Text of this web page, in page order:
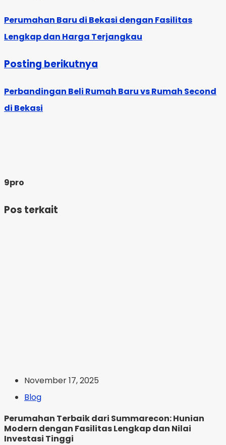
Perumahan Baru di Bekasi dengan Fasilitas
Lengkap dan Harga Terjangkau
Posting berikutnya
Perbandingan Beli Rumah Baru vs Rumah Second
di Bekasi
9pro
Pos terkait
November 17, 2025
Blog
Perumahan Terbaik dari Summarecon: Hunian
Modern dengan Fasilitas Lengkap dan Nilai
Investasi Tinggi